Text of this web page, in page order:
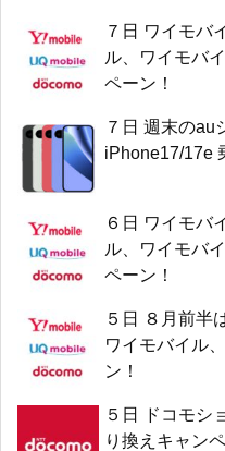
７日 ワイモバ
ル、ワイモバ
ペーン！
７日 週末のau
iPhone17/17e
６日 ワイモバ
ル、ワイモバ
ペーン！
５日 ８月前半
ワイモバイル
ン！
５日 ドコモシ
り換えキャン